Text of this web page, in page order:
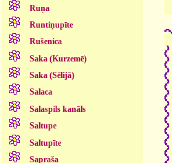
Ruņa
Runtiņupīte
Rušenica
Saka (Kurzemē)
Saka (Sēlijā)
Salaca
Salaspils kanāls
Saltupe
Saltupīte
Sapraša